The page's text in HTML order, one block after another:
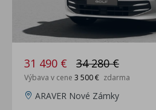
31 490 € 34 280 €
Výbava v cene 3 500 € zdarma
ARAVER Nové Zámky